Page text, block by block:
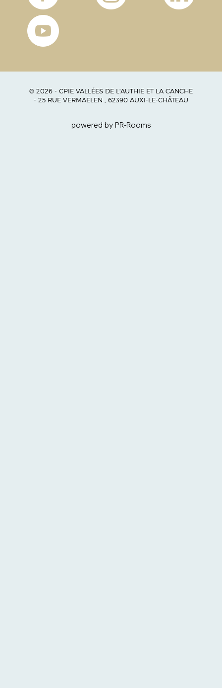
© 2026 - CPIE VALLÉES DE L'AUTHIE ET LA CANCHE
- 25 RUE VERMAELEN , 62390 AUXI-LE-CHÂTEAU
powered by PR-Rooms